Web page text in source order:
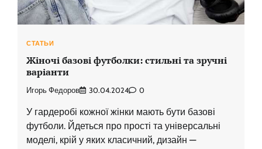
СТАТЬИ
Жіночі базові футболки: стильні та зручні
варіанти
Игорь Федоров 30.04.2024 0
У гардеробі кожної жінки мають бути базові
футболи. Йдеться про прості та універсальні
моделі, крій у яких класичний, дизайн —